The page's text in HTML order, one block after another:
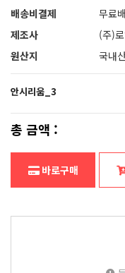
배송비결제
무료
제조사
(주)
원산지
국내
안시리움_3
총 금액 :
바로구매